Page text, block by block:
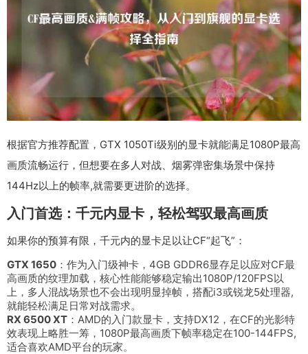
根据官方推荐配置，GTX 1050Ti级别的显卡就能满足1080P最高
画质流畅运行，但想要在多人对战、烟雾弹密集场景中保持
144Hz以上的帧率,就需要更进阶的选择。
入门首选：千元内显卡，轻松驾驭最高画质
如果你的预算有限，千元内的显卡足以让CF“起飞”：
GTX 1650 ：作为入门级神卡，4GB GDDR6显存足以应对CF最
高画质的纹理加载，核心性能能够稳定输出1080P/120FPS以
上，多人混战场景也不会出现明显掉帧，搭配i3或锐龙5处理器,
就能轻松满足日常对战需求。
RX 6500 XT ：AMD的入门款显卡，支持DX12，在CF的光影特
效表现上略胜一筹，1080P最高画质下帧率稳定在100-144FPS,
适合喜欢AMD平台的玩家。